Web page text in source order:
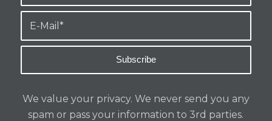
We value your privacy. We never send you any
spam or pass your information to 3rd parties.